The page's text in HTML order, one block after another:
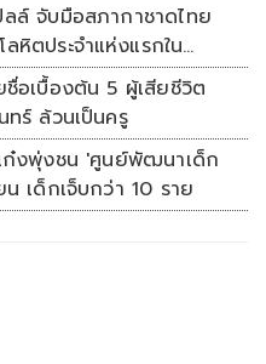
ลล์ จับมือสภากาชาดไทย
หิตประจำแห่งแรกใน
ชื่อเบื้องต้น 5 ผู้เสียชีวิต
ทร์ ล้วนเป็นครู
ก๋งพุ่งชน 'ศูนย์พัฒนาเด็ก
เด็กเจ็บกว่า 10 ราย